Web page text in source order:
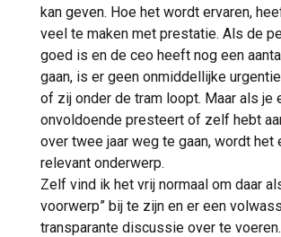
kan geven. Hoe het wordt ervaren,
veel te maken met prestatie. Als de
goed is en de ceo heeft nog een
gaan, is er geen onmiddellijke
of zij onder de tram loopt. Maar als je
onvoldoende presteert of zelf hebt
over twee jaar weg te gaan, wordt het
relevant onderwerp.
Zelf vind ik het vrij normaal om daar
voorwerp” bij te zijn en er een
transparante discussie over te